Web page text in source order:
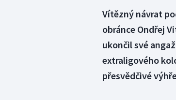
Vítězný návrat
obránce Ondřej
ukončil své
extraligového
přesvědčivé